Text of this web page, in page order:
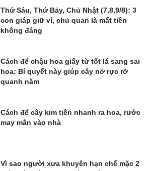
Thứ Sáu, Thứ Bảy, Chủ Nhật (7,8,9/8): 3
con giáp giữ ví, chủ quan là mất tiền
không đáng
Cách để chậu hoa giấy từ tốt lá sang sai
hoa: Bí quyết này giúp cây nở rực rỡ
quanh năm
Cách để cây kim tiền nhanh ra hoa, rước
may mắn vào nhà
Vì sao người xưa khuyên hạn chế mặc 2